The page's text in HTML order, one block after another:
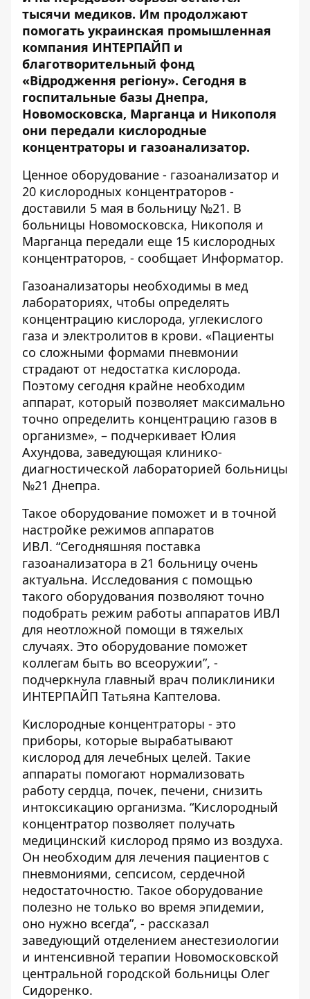
тысячи медиков. Им продолжают
помогать украинская промышленная
компания ИНТЕРПАЙП и
благотворительный фонд
«Відродження регіону». Сегодня в
госпитальные базы Днепра,
Новомосковска, Марганца и Никополя
они передали кислородные
концентраторы и газоанализатор.
Ценное оборудование - газоанализатор и
20 кислородных концентраторов -
доставили 5 мая в больницу №21. В
больницы Новомосковска, Никополя и
Марганца передали еще 15 кислородных
концентраторов, - сообщает Информатор.
Газоанализаторы необходимы в мед
лабораториях, чтобы определять
концентрацию кислорода, углекислого
газа и электролитов в крови. «Пациенты
со сложными формами пневмонии
страдают от недостатка кислорода.
Поэтому сегодня крайне необходим
аппарат, который позволяет максимально
точно определить концентрацию газов в
организме», – подчеркивает Юлия
Ахундова, заведующая клинико-
диагностической лабораторией больницы
№21 Днепра.
Такое оборудование поможет и в точной
настройке режимов аппаратов
ИВЛ. “Сегодняшняя поставка
газоанализатора в 21 больницу очень
актуальна. Исследования с помощью
такого оборудования позволяют точно
подобрать режим работы аппаратов ИВЛ
для неотложной помощи в тяжелых
случаях. Это оборудование поможет
коллегам быть во всеоружии”, -
подчеркнула главный врач поликлиники
ИНТЕРПАЙП Татьяна Каптелова.
Кислородные концентраторы - это
приборы, которые вырабатывают
кислород для лечебных целей. Такие
аппараты помогают нормализовать
работу сердца, почек, печени, снизить
интоксикацию организма. “Кислородный
концентратор позволяет получать
медицинский кислород прямо из воздуха.
Он необходим для лечения пациентов с
пневмониями, сепсисом, сердечной
недостаточностю. Такое оборудование
полезно не только во время эпидемии,
оно нужно всегда”, - рассказал
заведующий отделением анестезиологии
и интенсивной терапии Новомосковской
центральной городской больницы Олег
Сидоренко.